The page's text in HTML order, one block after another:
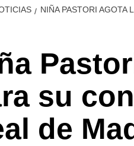
NIÑA PASTORI AGOTA
su
de